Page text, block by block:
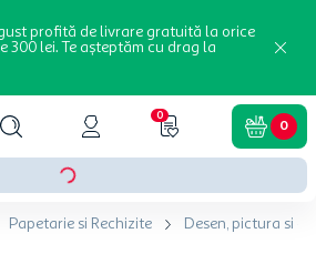
profită de livrare gratuită la orice
300 lei. Te așteptăm cu drag la
0
0
Papetarie si Rechizite Desen, pictura si